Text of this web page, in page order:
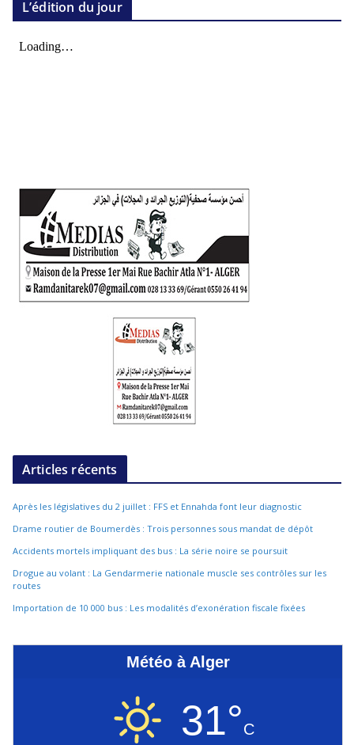
L’édition du jour
Articles récents
Après les législatives du 2 juillet : FFS et Ennahda font leur diagnostic
Drame routier de Boumerdès : Trois personnes sous mandat de dépôt
Accidents mortels impliquant des bus : La série noire se poursuit
Drogue au volant : La Gendarmerie nationale muscle ses contrôles sur les
routes
Importation de 10 000 bus : Les modalités d’exonération fiscale fixées
Météo à Alger
31°C